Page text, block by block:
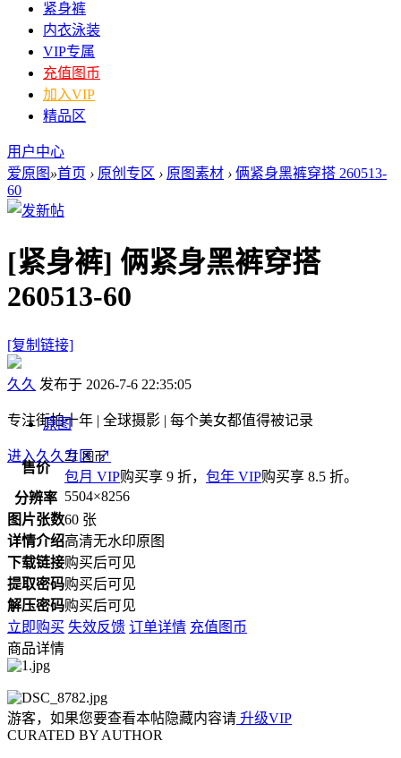
紧身裤
内衣泳装
VIP专属
充值图币
加入VIP
精品区
用户中心
爱原图 »首页 › 原创专区 › 原图素材 › 俩紧身黑裤穿搭 260513-
60
[紧身裤] 俩紧身黑裤穿搭
260513-60
[复制链接]
久久 发布于 2026-7-6 22:35:05
专注街拍十年 | 全球摄影 | 每个美女都值得被记录
进入久久专区↗
原图
售价
21图币
包月 VIP购买享 9 折， 包年 VIP购买享 8.5 折。
分辨率 5504×8256
图片张数60 张
详情介绍高清无水印原图
下载链接购买后可见
提取密码购买后可见
解压密码购买后可见
立即购买 失效反馈 订单详情 充值图币
商品详情
游客，如果您要查看本帖隐藏内容请 升级VIP
CURATED BY AUTHOR